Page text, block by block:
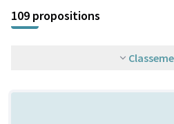
+
−
109 propositions